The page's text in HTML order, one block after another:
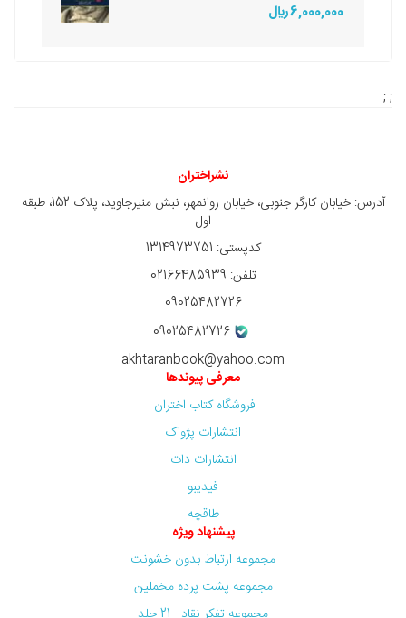
6,000,000 ريال
; ;
نشراختران
آدرس: خیابان کارگر جنوبی، خیابان روانمهر، نبش منیرجاوید، پلاک 152، طبقه
اول
کدپستی: 1314973751
تلفن: 02166485939
09025482726
09025482726
akhtaranbook@yahoo.com
معرفی پیوندها
فروشگاه کتاب اختران
انتشارات پژواک
انتشارات دات
فیدیبو
طاقچه
پیشنهاد ویژه
مجموعه ارتباط بدون خشونت
مجموعه پشت پرده مخملین